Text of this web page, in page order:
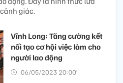
giác.
Vĩnh Long: Tăng cường kết
nối tạo cơ hội việc làm cho
người lao động
06/05/2023 20:00’